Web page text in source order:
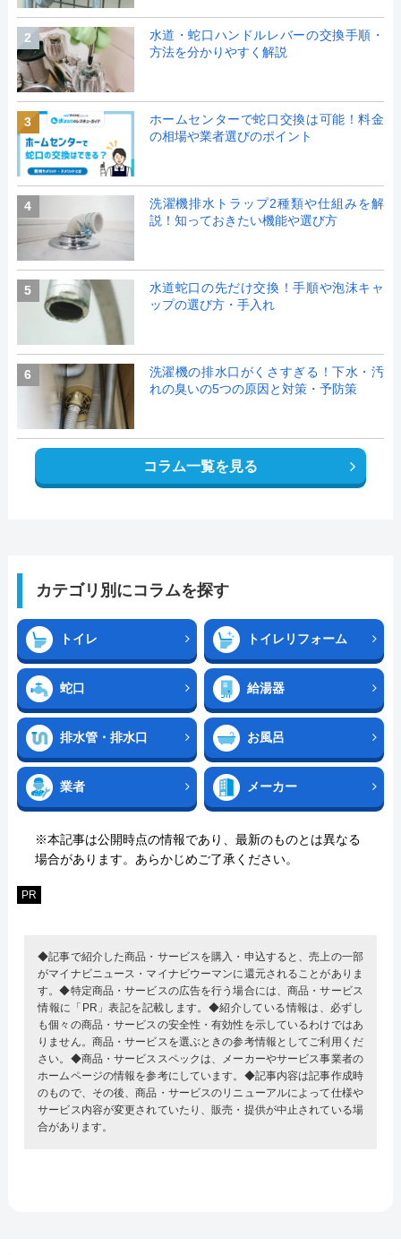
2
水道・蛇口ハンドルレバーの交換手順・
方法を分かりやすく解説
3
ホームセンターで蛇口交換は可能！料金
の相場や業者選びのポイント
4
洗濯機排水トラップ2種類や仕組みを解
説！知っておきたい機能や選び方
5
水道蛇口の先だけ交換！手順や泡沫キャ
ップの選び方・手入れ
6
洗濯機の排水口がくさすぎる！下水・汚
れの臭いの5つの原因と対策・予防策
コラム一覧を見る
カテゴリ別にコラムを探す
トイレ トイレリフォーム
蛇口 給湯器
排水管・排水口 お風呂
業者 メーカー
※本記事は公開時点の情報であり、最新のものとは異なる
場合があります。あらかじめご了承ください。
PR
◆記事で紹介した商品・サービスを購入・申込すると、売上の一部
がマイナビニュース・マイナビウーマンに還元されることがありま
す。◆特定商品・サービスの広告を行う場合には、商品・サービス
情報に「PR」表記を記載します。◆紹介している情報は、必ずし
も個々の商品・サービスの安全性・有効性を示しているわけではあ
りません。商品・サービスを選ぶときの参考情報としてご利用くだ
さい。◆商品・サービススペックは、メーカーやサービス事業者の
ホームページの情報を参考にしています。◆記事内容は記事作成時
のもので、その後、商品・サービスのリニューアルによって仕様や
サービス内容が変更されていたり、販売・提供が中止されている場
合があります。